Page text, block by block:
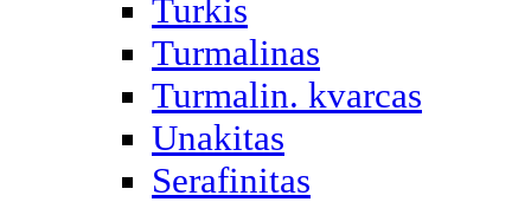
Turkis
Turmalinas
Turmalin. kvarcas
Unakitas
Serafinitas